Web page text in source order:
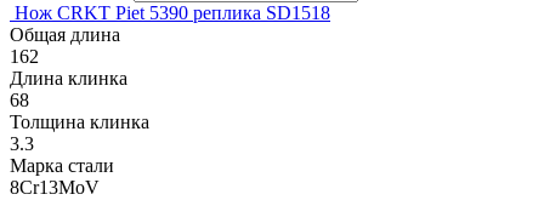
Нож CRKT Piet 5390 реплика SD1518
Общая длина
162
Длина клинка
68
Толщина клинка
3.3
Марка стали
8Cr13MoV